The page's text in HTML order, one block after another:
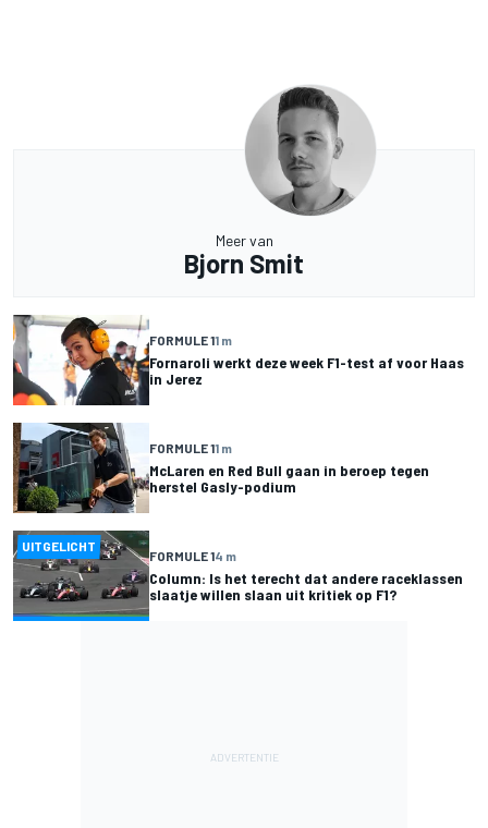
Meer van
Bjorn Smit
FORMULE 11 m
Fornaroli werkt deze week F1-test af voor Haas
in Jerez
FORMULE 11 m
McLaren en Red Bull gaan in beroep tegen
herstel Gasly-podium
UITGELICHT
FORMULE 14 m
Column: Is het terecht dat andere raceklassen
slaatje willen slaan uit kritiek op F1?